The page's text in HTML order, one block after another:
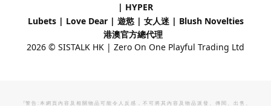
| HYPER
Lubets | Love Dear | 遊慾 | 女人迷 | Blush Novelties
港澳官方總代理
2026 © SISTALK HK | Zero On One Playful Trading Ltd
『警 告 : 本 網 頁 內 容 及 相 關 物 品 可 能 令 人 反 感 ， 不 可 將 其 內 容 及 物 品 派 發 、 傳 閱 、 出 售 、